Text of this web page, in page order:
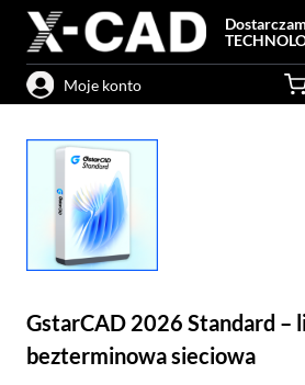
Przejdź
treści
Moje konto
GstarCAD 2026 Standard –
bezterminowa sieciowa